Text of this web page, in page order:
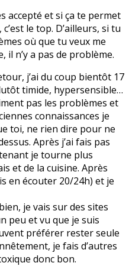
accepté et si ça te permet
le top. D’ailleurs, si tu
où que tu veux me
il n’y a pas de problème.
j’ai du coup bientôt 17
timide, hypersensible…
pas les problèmes et
connaissances je
toi, ne rien dire pour ne
Après j’ai fais pas
je tourne plus
et de la cuisine. Après
en écouter 20/24h) et je
je vais sur des sites
peu et vu que je suis
préférer rester seule
je fais d’autres
donc bon.